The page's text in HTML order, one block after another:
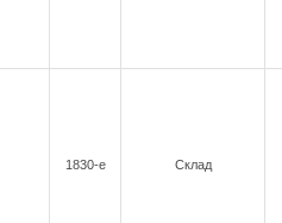
1830-е Склад